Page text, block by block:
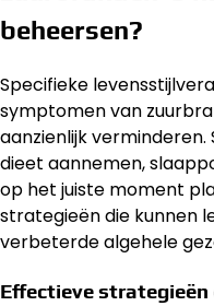
beheersen?
Specifieke
symptomen van
aanzienlijk
dieet aannemen,
op het juiste moment
strategieën die kunnen
verbeterde algehele
Effectieve